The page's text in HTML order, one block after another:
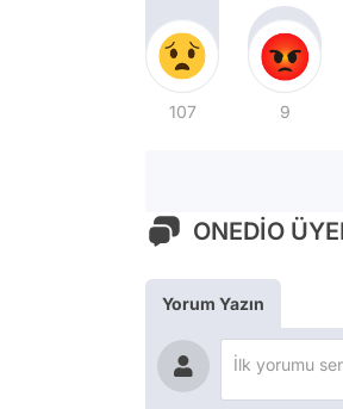
107 9
ONEDİO
Yorum Yazın